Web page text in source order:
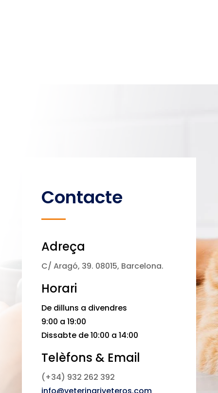
Contacte
Adreça
C/ Aragó, 39. 08015, Barcelona.
Horari
De dilluns a divendres
9:00 a 19:00
Dissabte de 10:00 a 14:00
Telèfons & Email
(+34) 932 262 392